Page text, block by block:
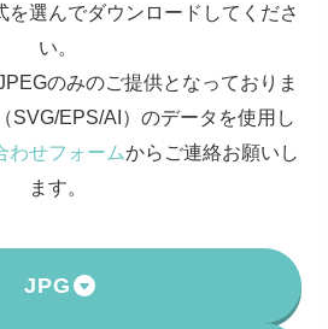
を選んでダウンロードしてくださ
い。
のみのご提供となっておりま
SVG/EPS/AI）のデータを使用し
わせフォームからご連絡お願いし
ます。
JPG